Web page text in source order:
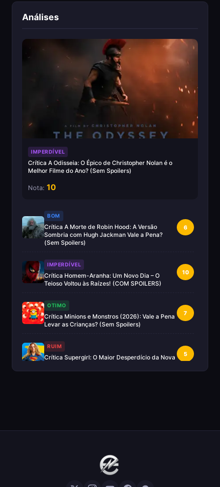
Análises
IMPERDÍVEL
Crítica A Odisseia: O Épico de Christopher Nolan é o
Melhor Filme do Ano? (Sem Spoilers)
Nota: 10
BOM
Crítica A Morte de Robin Hood: A Versão
Sombria com Hugh Jackman Vale a Pena?
(Sem Spoilers)
6
IMPERDÍVEL
Crítica Homem-Aranha: Um Novo Dia – O
Teioso Voltou às Raízes! (COM SPOILERS)
10
OTIMO
Crítica Minions e Monstros (2026): Vale a Pena
Levar as Crianças? (Sem Spoilers)
7
RUIM
Crítica Supergirl: O Maior Desperdício da Nova
5